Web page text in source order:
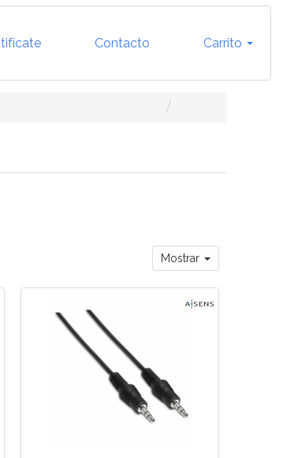
Contacto Carrito
Mostrar